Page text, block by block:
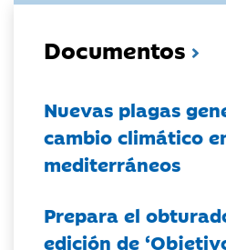
Documentos
Nuevas plagas
cambio climático
mediterráneos
Prepara el
edición de